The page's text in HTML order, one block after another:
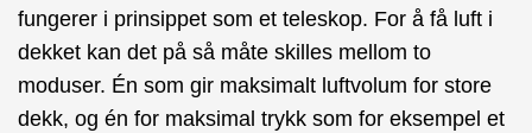
fungerer i prinsippet som et teleskop. For å få luft i
dekket kan det på så måte skilles mellom to
moduser. Én som gir maksimalt luftvolum for store
dekk, og én for maksimal trykk som for eksempel et